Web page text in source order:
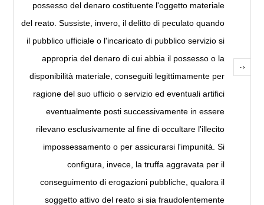
possesso del denaro costituente l'oggetto materiale
del reato. Sussiste, invero, il delitto di peculato quando
il pubblico ufficiale o l'incaricato di pubblico servi­zio si
appropria del denaro di cui abbia il possesso o la
disponibilità materiale, conseguiti legit­timamente per
ragione del suo ufficio o servizio ed eventuali artifici
eventualmente posti suc­cessivamente in essere
rilevano esclusivamente al fine di occultare l'illecito
impossessamento o per assicurarsi l'impunità. Si
configura, invece, la truffa aggravata per il
conseguimento di erogazioni pubbliche, qualora il
soggetto attivo del reato si sia fraudolentemente